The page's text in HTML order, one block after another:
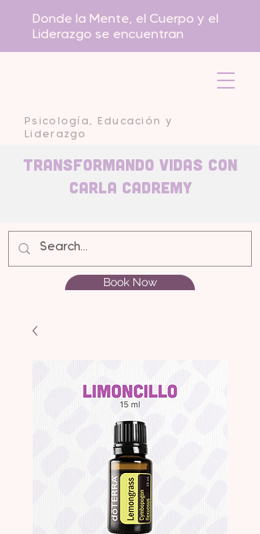
Psicología, Educación y
Liderazgo
Donde la Mente, el Cuerpo y el
Liderazgo se encuentran
Transformando Vidas con
carla Cadremy
Book Now